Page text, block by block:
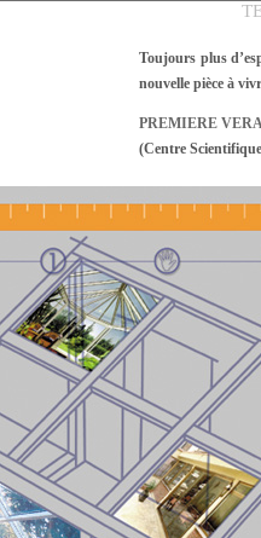
Toujours plus
nouvelle pièce à
PREMIERE
(Centre